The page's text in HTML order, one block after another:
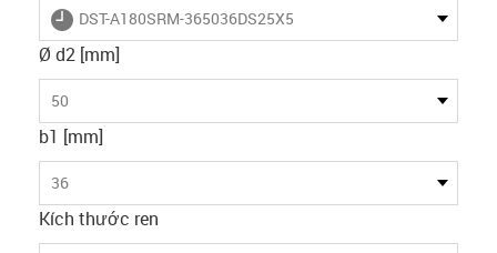
igus-icon-lieferzeit
DST-A180SRM-365036DS25X5
Ø d2 [mm]
50
b1 [mm]
36
Kích thước ren